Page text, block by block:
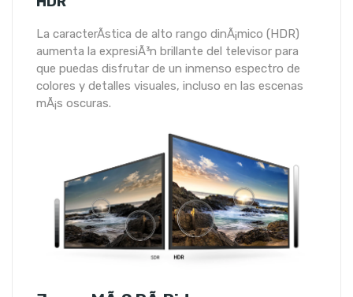
La caracterÃ­stica de alto rango dinÃ¡mico (HDR)
aumenta la expresiÃ³n brillante del televisor para
que puedas disfrutar de un inmenso espectro de
colores y detalles visuales, incluso en las escenas
mÃ¡s oscuras.